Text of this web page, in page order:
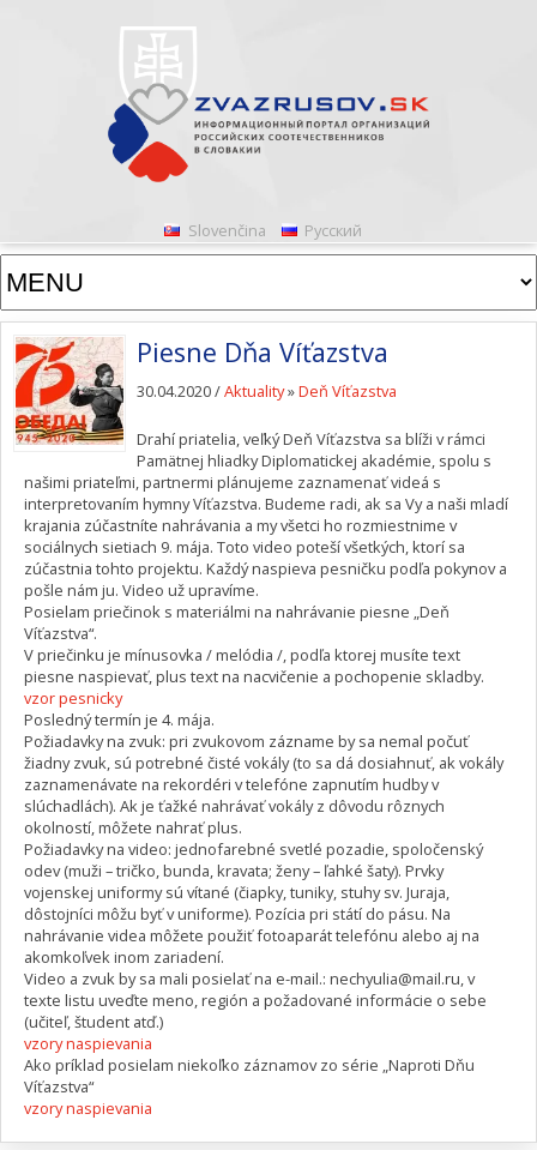
Slovenčina Русский
Piesne Dňa Víťazstva
30.04.2020 /Aktuality»Deň Víťazstva
Drahí priatelia, veľký Deň Víťazstva sa blíži v rámci
Pamätnej hliadky Diplomatickej akadémie, spolu s
našimi priateľmi, partnermi plánujeme zaznamenať videá s
interpretovaním hymny Víťazstva. Budeme radi, ak sa Vy a naši mladí
krajania zúčastníte nahrávania a my všetci ho rozmiestnime v
sociálnych sietiach 9. mája. Toto video poteší všetkých, ktorí sa
zúčastnia tohto projektu. Každý naspieva pesničku podľa pokynov a
pošle nám ju. Video už upravíme.
Posielam priečinok s materiálmi na nahrávanie piesne „Deň
Víťazstva“.
V priečinku je mínusovka / melódia /, podľa ktorej musíte text
piesne naspievať, plus text na nacvičenie a pochopenie skladby.
vzor pesnicky
Posledný termín je 4. mája.
Požiadavky na zvuk: pri zvukovom zázname by sa nemal počuť
žiadny zvuk, sú potrebné čisté vokály (to sa dá dosiahnuť, ak vokály
zaznamenávate na rekordéri v telefóne zapnutím hudby v
slúchadlách). Ak je ťažké nahrávať vokály z dôvodu rôznych
okolností, môžete nahrať plus.
Požiadavky na video: jednofarebné svetlé pozadie, spoločenský
odev (muži – tričko, bunda, kravata; ženy – ľahké šaty). Prvky
vojenskej uniformy sú vítané (čiapky, tuniky, stuhy sv. Juraja,
dôstojníci môžu byť v uniforme). Pozícia pri státí do pásu. Na
nahrávanie videa môžete použiť fotoaparát telefónu alebo aj na
akomkoľvek inom zariadení.
Video a zvuk by sa mali posielať na e-mail.: nechyulia@mail.ru, v
texte listu uveďte meno, región a požadované informácie o sebe
(učiteľ, študent atď.)
vzory naspievania
Ako príklad posielam niekoľko záznamov zo série „Naproti Dňu
Víťazstva“
vzory naspievania